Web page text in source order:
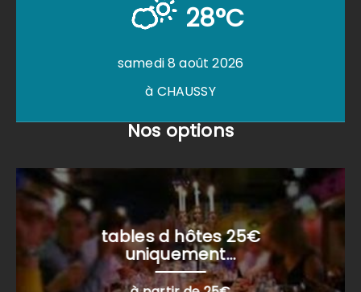
28°C
samedi 8 août 2026
à CHAUSSY
Nos options
tables d hôtes 25€
uniquement...